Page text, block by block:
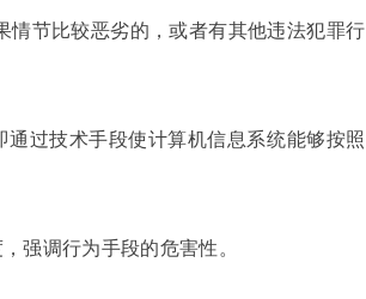
情节比较恶劣的，或者有其他违法犯罪行
过技术手段使计算机信息系统能够按照
强调行为手段的危害性。